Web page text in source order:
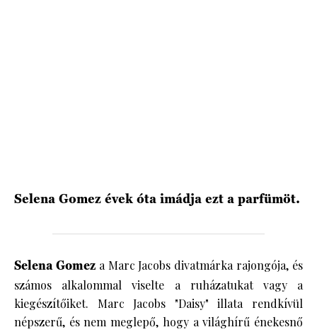
Selena Gomez évek óta imádja ezt a parfümöt.
Selena Gomeza Marc Jacobs divatmárka rajongója, és
számos alkalommal viselte a ruházatukat vagy a
kiegészítőiket. Marc Jacobs "Daisy" illata rendkívül
népszerű, és nem meglepő, hogy a világhírű énekesnő